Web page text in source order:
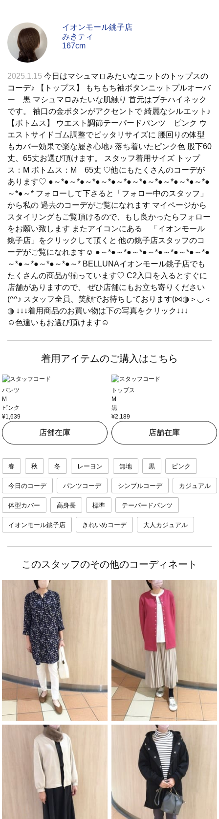
イオンモール銚子店
みきティ
167cm
2025.1.15 今日はマシュマロみたいなニットのトップスの
コーデ♪ 【トップス】 もちもち袖ボタンニットプルオーバ
ー 黒 マシュマロみたいな肌触り 首元はプチハイネック
です。 袖口の金ボタンがアクセントで 綺麗なシルエット♪
【ボトムス】 ウエスト調節テーパードパンツ ピンク ウ
エストサイドゴム調整でピッタリサイズに 腰回りの体型
もカバー効果で楽な履き心地♪ 落ち着いたピンク色 股下60
丈、65丈お選び頂けます。 スタッフ着用サイズ トップ
ス：M ボトムス：M 65丈 ♡他にもたくさんのコーデが
あります♡ ●～*●～*●～*●～*●～*●～*●～*●～*●～*●～*●
～*●～* フォローして下さると「フォロー中のスタッフ」
から私の 過去のコーデがご覧になれます マイページから
スタイリングもご覧頂けるので、もし良かったらフォロー
をお願い致します またアイコンにある 「イオンモール
銚子店」をクリックして頂くと 他の銚子店スタッフのコ
ーデがご覧になれます☺ ●～*●～*●～*●～*●～*●～*●～*●
～*●～*●～*●～*●～* BELLUNAイオンモール銚子店でも
たくさんの商品が揃っています♡ C2入口を入るとすぐに
店舗がありますので、 ぜひ店舗にもお立ち寄りください
(^^♪ スタッフ全員、笑顔でお待ちしております(⋈◍＞◡＜
◍ ↓↓↓着用商品のお買い物は下の写真をクリック↓↓↓
☺色違いもお選び頂けます☺
着用アイテムのご購入はこちら
パンツ
M
ピンク
¥1,639
店舗在庫
トップス
M
黒
¥2,189
店舗在庫
春 秋 冬 レーヨン 無地 黒 ピンク
今日のコーデ パンツコーデ シンプルコーデ カジュアル
体型カバー 高身長 標準 テーパードパンツ
イオンモール銚子店 きれいめコーデ 大人カジュアル
このスタッフのその他のコーディネート